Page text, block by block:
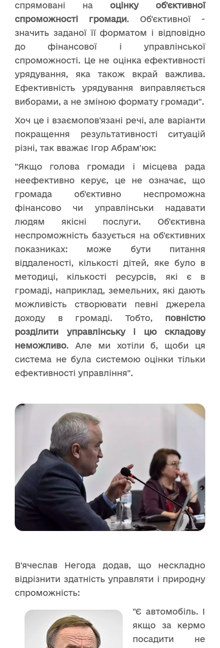
спрямовані на оцінку об'єктивної
спроможності громади. Об'єктивної -
значить заданої її форматом і відповідно
до фінансової і управлінської
спроможності. Це не оцінка ефективності
урядування, яка також вкрай важлива.
Ефективність урядування виправляється
виборами, а не зміною формату громади".
Хоч це і взаємопов'язані речі, але варіанти
покращення результативності ситуацій
різні, так вважає Ігор Абрам'юк:
"Якщо голова громади і місцева рада
неефективно керує, це не означає, що
громада об'єктивно неспроможна
фінансово чи управлінськи надавати
людям якісні послуги. Об'єктивна
неспроможність базується на об'єктивних
показниках: може бути питання
віддаленості, кількості дітей, яке було в
методиці, кількості ресурсів, які є в
громаді, наприклад, земельних, які дають
можливість створювати певні джерела
доходу в громаді. Тобто, повністю
розділити управлінську і цю складову
неможливо. Але ми хотіли б, щоби ця
система не була системою оцінки тільки
ефективності управління".
В'ячеслав Негода додав, що нескладно
відрізнити здатність управляти і природну
спроможність:
"Є автомобіль. І
якщо за кермо
посадити не